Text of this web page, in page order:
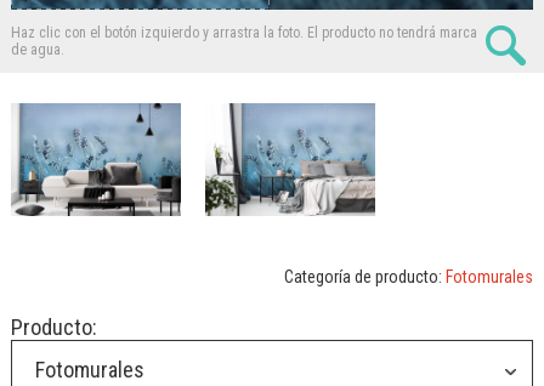
Haz clic con el botón izquierdo y arrastra la foto. El producto no tendrá marca
de agua.
Categoría de producto: Fotomurales
Producto:
Fotomurales